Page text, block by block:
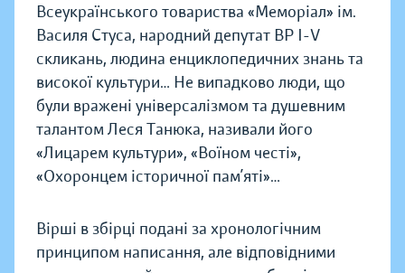
Всеукраїнського товариства «Меморіал» ім.
Василя Стуса, народний депутат ВР I-V
скликань, людина енциклопедичних знань та
високої культури… Не випадково люди, що
були вражені універсалізмом та душевним
талантом Леся Танюка, називали його
«Лицарем культури», «Воїном честі»,
«Охоронцем історичної пам’яті»…
Вірші в збірці подані за хронологічним
принципом написання, але відповідними